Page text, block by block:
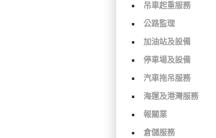
吊車起重服務
公路監理
加油站及設備
停車場及設備
汽車拖吊服務
海運及港灣服務
報關業
倉儲服務